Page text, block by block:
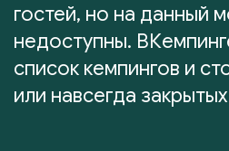
гостей, но на данный
недоступны.
список кемпингов и
или навсегда